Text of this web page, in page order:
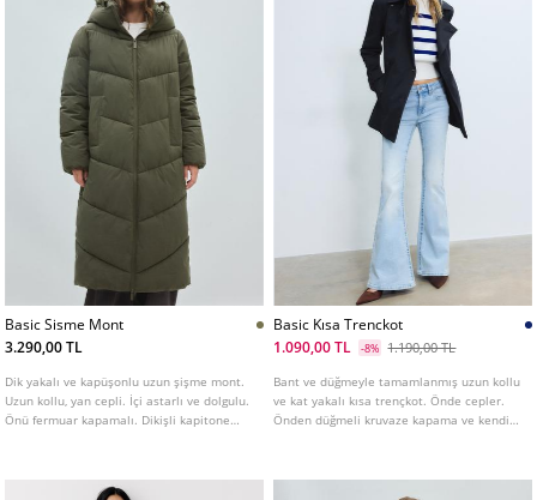
Basic Sisme Mont
3.290,00 TL
Dik yakalı ve kapüşonlu uzun şişme mont.
Uzun kollu, yan cepli. İçi astarlı ve dolgulu.
Önü fermuar kapamalı. Dikişli kapitone
Basic Kısa Trenckot
1.090,00 TL
-8% 1.190,00 TL
Bant ve düğmeyle tamamlanmış uzun kollu
ve kat yakalı kısa trençkot. Önde cepler.
Önden düğmeli kruvaze kapama ve kendi